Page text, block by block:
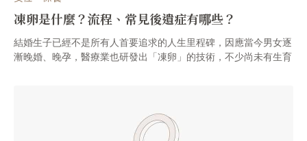
凍卵是什麼？流程、常見後遺症有哪些？
結婚生子已經不是所有人首要追求的人生里程碑，因應當今男女逐
漸晚婚、晚孕，醫療業也研發出「凍卵」的技術，不少尚未有生育
慮凍卵呢？凍卵的價格會不會很高？今天ĒSEN來帶大家一窺孕育